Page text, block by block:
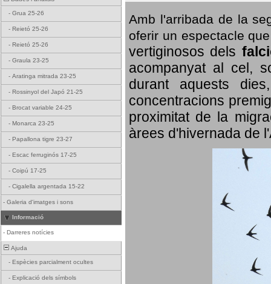
- Grua 25-26
- Reietó 25-26
- Reietó 25-26
- Graula 23-25
- Aratinga mitrada 23-25
- Rossinyol del Japó 21-25
- Brocat variable 24-25
- Monarca 23-25
- Papallona tigre 23-27
- Escac ferruginós 17-25
- Coipú 17-25
- Cigalella argentada 15-22
- Galeria d'imatges i sons
Informació
- Darreres notícies
Ajuda
- Espècies parcialment ocultes
- Explicació dels símbols
Amb l'arribada de la
oferir un espectacle
vertiginosos dels
acompanyat al cel,
durant aquests
concentracions
proximitat de la
àrees d'hivernada de